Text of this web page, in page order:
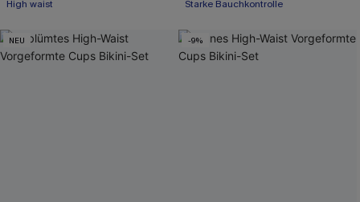
High waist Starke Bauchkontrolle
NEU -9%